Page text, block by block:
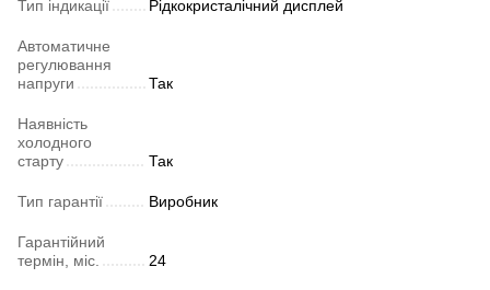
Тип індикації Рідкокристалічний дисплей
Автоматичне
регулювання
напруги
Так
Наявність
холодного
старту
Так
Тип гарантії Виробник
Гарантійний
термін, міс.
24